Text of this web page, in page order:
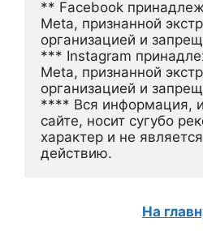
** Facebook
Meta, признанной
организацией и
*** Instagram
Meta, признанной
организацией и
**** Вся информация,
сайте, носит сугубо
характер и не
действию.
На